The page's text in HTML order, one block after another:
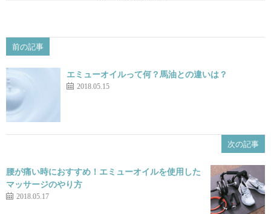
前の記事
エミューオイルって何？馬油との違いは？
2018.05.15
次の記事
腰が痛い時におすすめ！エミューオイルを使用した
マッサージのやり方
2018.05.17